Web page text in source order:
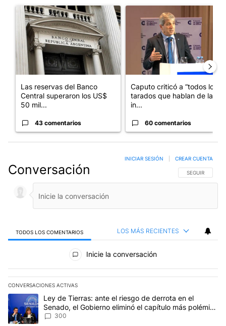
Un artículo de tendencia con el título "Las reservas del Banco
Las reservas del Banco
Central superaron los US$
50 mil...
43 comentarios
Caputo criticó a “todos los
tarados que hablan de la
in...
60 comentarios
Conversación SIGA ESTA
SEGUIR
INICIAR SESIÓN CREAR CUENTA
TODOS LOS COMENTARIOS LOS MÁS RECIENTES
Todos los comentarios
Inicie la conversación
CONVERSACIONES ACTIVAS
Este listado muestra los artículos con más comentarios en los
Un artículo de tendencia con el título "Ley de Tierras: ante el
Ley de Tierras: ante el riesgo de derrota en el
Senado, el Gobierno eliminó el capítulo más polémico
del proyecto
300